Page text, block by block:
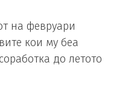
на февруари
кои му беа
до летото